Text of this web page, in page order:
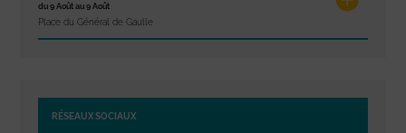
du 9 Août au 9 Août
Place du Général de Gaulle
RÉSEAUX SOCIAUX